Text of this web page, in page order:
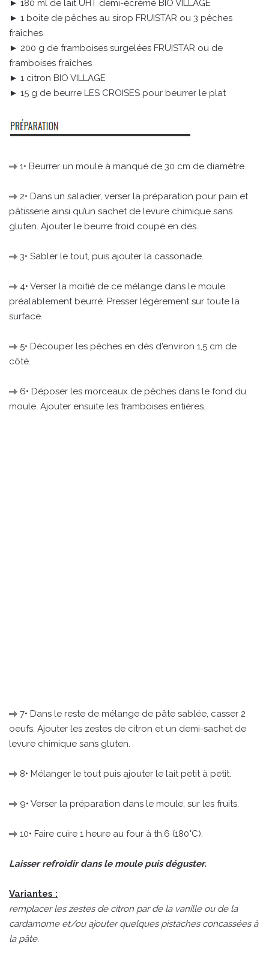
► 180 ml de lait UHT demi-écrémé BIO VILLAGE
► 1 boite de pêches au sirop FRUISTAR ou 3 pêches
fraîches
► 200 g de framboises surgelées FRUISTAR ou de
framboises fraîches
► 1 citron BIO VILLAGE
► 15 g de beurre LES CROISES pour beurrer le plat
1• Beurrer un moule à manqué de 30 cm de diamètre.
2• Dans un saladier, verser la préparation pour pain et
pâtisserie ainsi qu’un sachet de levure chimique sans
gluten. Ajouter le beurre froid coupé en dés.
3• Sabler le tout, puis ajouter la cassonade.
4• Verser la moitié de ce mélange dans le moule
préalablement beurré. Presser légèrement sur toute la
surface.
5• Découper les pêches en dés d'environ 1,5 cm de
côté.
6• Déposer les morceaux de pêches dans le fond du
moule. Ajouter ensuite les framboises entières.
7• Dans le reste de mélange de pâte sablée, casser 2
oeufs. Ajouter les zestes de citron et un demi-sachet de
levure chimique sans gluten.
8• Mélanger le tout puis ajouter le lait petit à petit.
9• Verser la préparation dans le moule, sur les fruits.
10• Faire cuire 1 heure au four à th.6 (180°C).
Laisser refroidir dans le moule puis déguster.
Variantes :
remplacer les zestes de citron par de la vanille ou de la
cardamome et/ou ajouter quelques pistaches concassées à
la pâte.